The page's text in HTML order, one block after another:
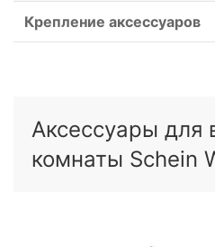
Крепление аксессуаров
Аксессуары для
комнаты Schein